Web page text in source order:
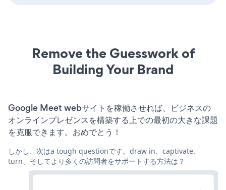
Remove the Guesswork of
Building Your Brand
Google Meet webサイトを稼働させれば、ビジネスの
オンラインプレゼンスを構築する上での最初の大きな課題
を克服できます。おめでとう！
しかし、次はa tough questionです。draw in、captivate、
turn、そしてより多くの訪問者をサポートする方法は？